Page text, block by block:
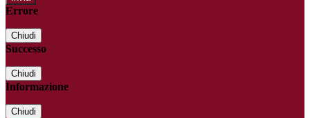
Errore
Chiudi
Successo
Chiudi
Informazione
Chiudi